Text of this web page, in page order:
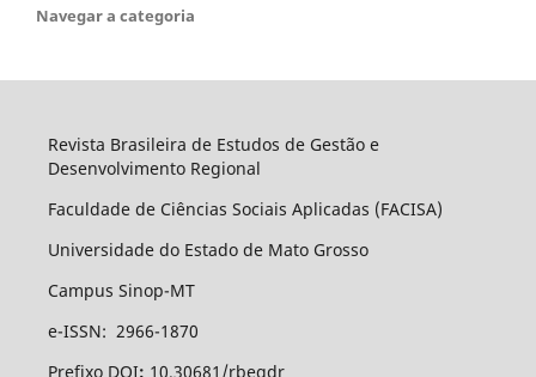
Navegar a categoria
Revista Brasileira de Estudos de Gestão e
Desenvolvimento Regional
Faculdade de Ciências Sociais Aplicadas (FACISA)
Universidade do Estado de Mato Grosso
Campus Sinop-MT
e-ISSN: 2966-1870
Prefixo DOI: 10.30681/rbegdr